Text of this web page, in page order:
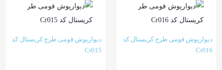
دیوارپوش فومی طرح کریستال کد
Cr016
دیوارپوش فومی طرح کریستال کد
Cr015